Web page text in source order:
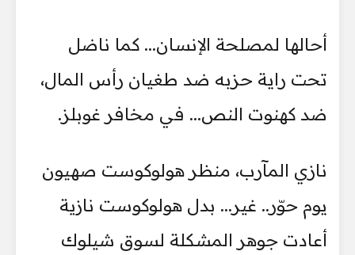
أحالها لمصلحة الإنسان... كما ناضل
تحت راية حزبه ضد طغيان رأس المال،
ضد كهنوت النص... في مخافر غوبلز.
نازي المآرب، منظر هولوكوست صهيون
يوم حوّر.. غير... بدل هولوكوست نازية
أعادت جوهر المشكلة لسوق شيلوك